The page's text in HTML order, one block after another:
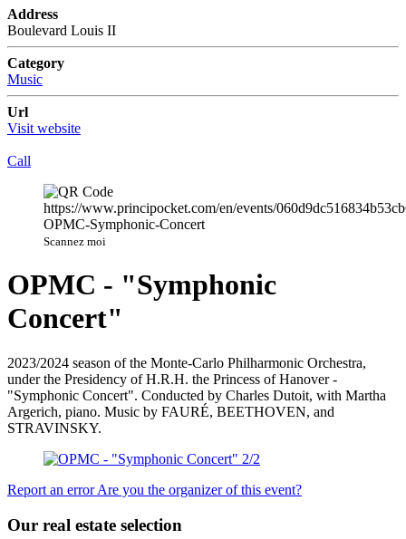
Address
Boulevard Louis II
Category
Music
Url
Visit website
Call
Scannez moi
OPMC - "Symphonic
Concert"
2023/2024 season of the Monte-Carlo Philharmonic Orchestra,
under the Presidency of H.R.H. the Princess of Hanover -
"Symphonic Concert". Conducted by Charles Dutoit, with Martha
Argerich, piano. Music by FAURÉ, BEETHOVEN, and
STRAVINSKY.
Report an errorAre you the organizer of this event?
Our real estate selection